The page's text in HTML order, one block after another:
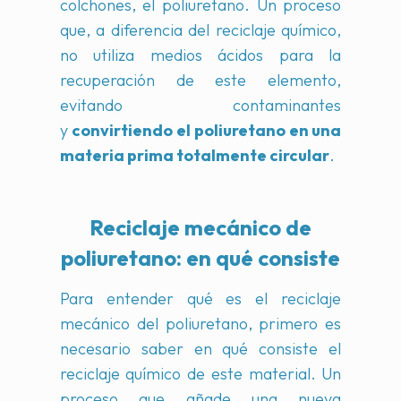
colchones, el poliuretano. Un proceso
que, a diferencia del reciclaje químico,
no utiliza medios ácidos para la
recuperación de este elemento,
evitando contaminantes
y convirtiendo el poliuretano en una
materia prima totalmente circular.
Reciclaje mecánico de
poliuretano: en qué consiste
Para entender qué es el reciclaje
mecánico del poliuretano, primero es
necesario saber en qué consiste el
reciclaje químico de este material. Un